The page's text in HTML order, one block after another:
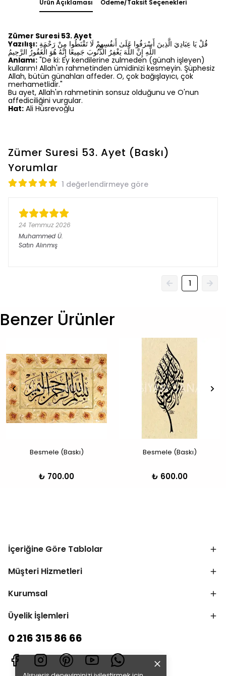
Ürün Açıklaması Ödeme/Taksit Seçenekleri
Zümer Suresi 53. Ayet
Yazılışı:
اللَّهِ إِنَّ اللَّهَ يَغْفِرُ الذُّنُوبَ جَمِيعًا إِنَّهُ هُوَ الْغَفُورُ الرَّحِيمُ
Anlamı: "De ki: Ey kendilerine zulmeden (günah işleyen)
kullarım! Allah'ın rahmetinden ümidinizi kesmeyin. Şüphesiz
Allah, bütün günahları affeder. O, çok bağışlayıcı, çok
merhametlidir."
Bu ayet, Allah'ın rahmetinin sonsuz olduğunu ve O'nun
affediciliğini vurgular.
Hat: Ali Hüsrevoğlu
Zümer Suresi 53. Ayet (Baskı)
Yorumlar
1 değerlendirmeye göre
24 Temmuz 2026
Muhammed Ü.
Satın Alınmış
1
Benzer Ürünler
Besmele (Baskı)
₺ 700.00
Besmele (Baskı)
₺ 600.00
İçeriğine Göre Tablolar
Müşteri Hizmetleri
Kurumsal
Üyelik İşlemleri
0 216 315 86 66